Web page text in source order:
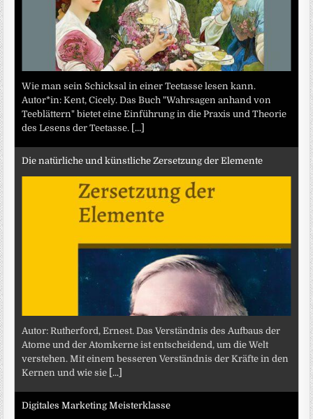
Wie man sein Schicksal in einer Teetasse lesen kann.
Autor*in: Kent, Cicely. Das Buch "Wahrsagen anhand von
Teeblättern" bietet eine Einführung in die Praxis und Theorie
des Lesens der Teetasse. [...]
Die natürliche und künstliche Zersetzung der Elemente
Autor: Rutherford, Ernest. Das Verständnis des Aufbaus der
Atome und der Atomkerne ist entscheidend, um die Welt
verstehen. Mit einem besseren Verständnis der Kräfte in den
Kernen und wie sie [...]
Digitales Marketing Meisterklasse